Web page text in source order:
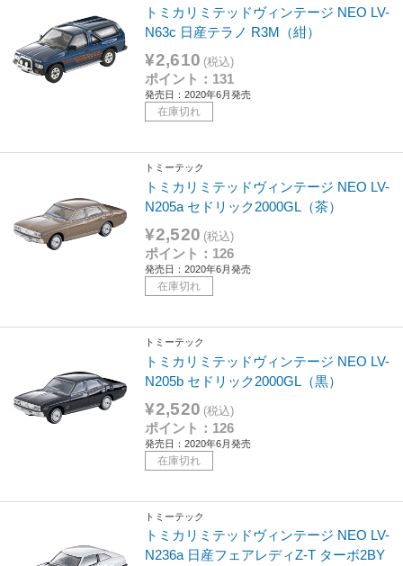
トミカリミテッドヴィンテージ NEO LV-
N63c 日産テラノ R3M（紺）
¥2,610 (税込)
ポイント：131
発売日：2020年6月発売
在庫切れ
トミーテック
トミカリミテッドヴィンテージ NEO LV-
N205a セドリック2000GL（茶）
¥2,520 (税込)
ポイント：126
発売日：2020年6月発売
在庫切れ
トミーテック
トミカリミテッドヴィンテージ NEO LV-
N205b セドリック2000GL（黒）
¥2,520 (税込)
ポイント：126
発売日：2020年6月発売
在庫切れ
トミーテック
トミカリミテッドヴィンテージ NEO LV-
N236a 日産フェアレディZ-T ターボ2BY